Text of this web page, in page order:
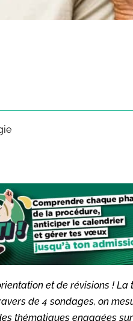
et de révisions ! La
de 4 sondages, on
thématiques engagées